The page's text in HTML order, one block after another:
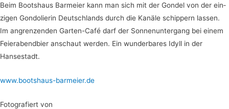
Beim Boots­haus Barm­ei­er kann man sich mit der Gon­del von der ein­
zi­gen Gon­do­lie­rin Deutsch­lands durch die Kanä­le schip­pern las­sen.
Im angren­zen­den Gar­ten-Café darf der Son­nen­un­ter­gang bei einem
Fei­er­abend­bier anschaut wer­den. Ein wun­der­ba­res Idyll in der
Hansestadt.
www.bootshaus-barmeier.de
Foto­gra­fiert von